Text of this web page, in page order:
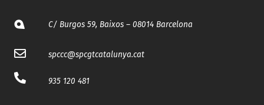
C/ Burgos 59, Baixos – 08014 Barcelona
spccc@spcgtcatalunya.cat
935 120 481